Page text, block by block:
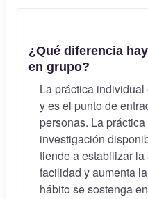
¿Qué diferencia
en grupo?
La práctica
y es el punto de
personas. La
investigación
tiende a estabilizar
facilidad y aumenta
hábito se sostenga